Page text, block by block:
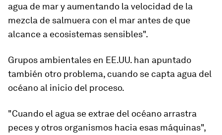
agua de mar y aumentando la velocidad de la
mezcla de salmuera con el mar antes de que
alcance a ecosistemas sensibles".
Grupos ambientales en EE.UU. han apuntado
también otro problema, cuando se capta agua del
océano al inicio del proceso.
"Cuando el agua se extrae del océano arrastra
peces y otros organismos hacia esas máquinas",